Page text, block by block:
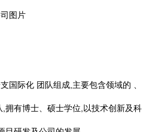
图片
国际化 团队组成,主要包含领域的 、
拥有博士、硕士学位,以技术创新及科